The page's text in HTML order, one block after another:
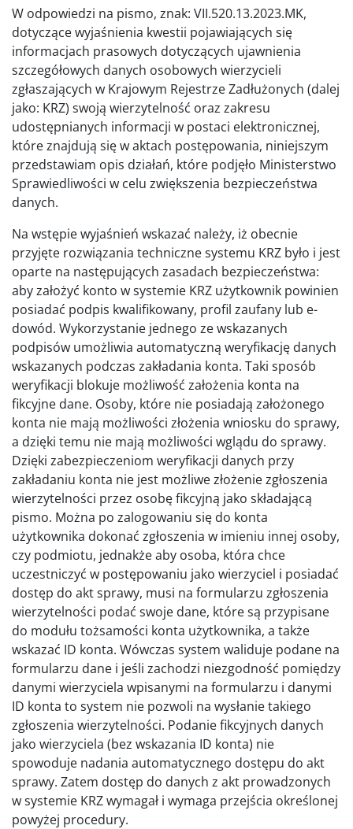
W odpowiedzi na pismo, znak: VII.520.13.2023.MK,
dotyczące wyjaśnienia kwestii pojawiających się
informacjach prasowych dotyczących ujawnienia
szczegółowych danych osobowych wierzycieli
zgłaszających w Krajowym Rejestrze Zadłużonych (dalej
jako: KRZ) swoją wierzytelność oraz zakresu
udostępnianych informacji w postaci elektronicznej,
które znajdują się w aktach postępowania, niniejszym
przedstawiam opis działań, które podjęło Ministerstwo
Sprawiedliwości w celu zwiększenia bezpieczeństwa
danych.
Na wstępie wyjaśnień wskazać należy, iż obecnie
przyjęte rozwiązania techniczne systemu KRZ było i jest
oparte na następujących zasadach bezpieczeństwa:
aby założyć konto w systemie KRZ użytkownik powinien
posiadać podpis kwalifikowany, profil zaufany lub e-
dowód. Wykorzystanie jednego ze wskazanych
podpisów umożliwia automatyczną weryfikację danych
wskazanych podczas zakładania konta. Taki sposób
weryfikacji blokuje możliwość założenia konta na
fikcyjne dane. Osoby, które nie posiadają założonego
konta nie mają możliwości złożenia wniosku do sprawy,
a dzięki temu nie mają możliwości wglądu do sprawy.
Dzięki zabezpieczeniom weryfikacji danych przy
zakładaniu konta nie jest możliwe złożenie zgłoszenia
wierzytelności przez osobę fikcyjną jako składającą
pismo. Można po zalogowaniu się do konta
użytkownika dokonać zgłoszenia w imieniu innej osoby,
czy podmiotu, jednakże aby osoba, która chce
uczestniczyć w postępowaniu jako wierzyciel i posiadać
dostęp do akt sprawy, musi na formularzu zgłoszenia
wierzytelności podać swoje dane, które są przypisane
do modułu tożsamości konta użytkownika, a także
wskazać ID konta. Wówczas system waliduje podane na
formularzu dane i jeśli zachodzi niezgodność pomiędzy
danymi wierzyciela wpisanymi na formularzu i danymi
ID konta to system nie pozwoli na wysłanie takiego
zgłoszenia wierzytelności. Podanie fikcyjnych danych
jako wierzyciela (bez wskazania ID konta) nie
spowoduje nadania automatycznego dostępu do akt
sprawy. Zatem dostęp do danych z akt prowadzonych
w systemie KRZ wymagał i wymaga przejścia określonej
powyżej procedury.